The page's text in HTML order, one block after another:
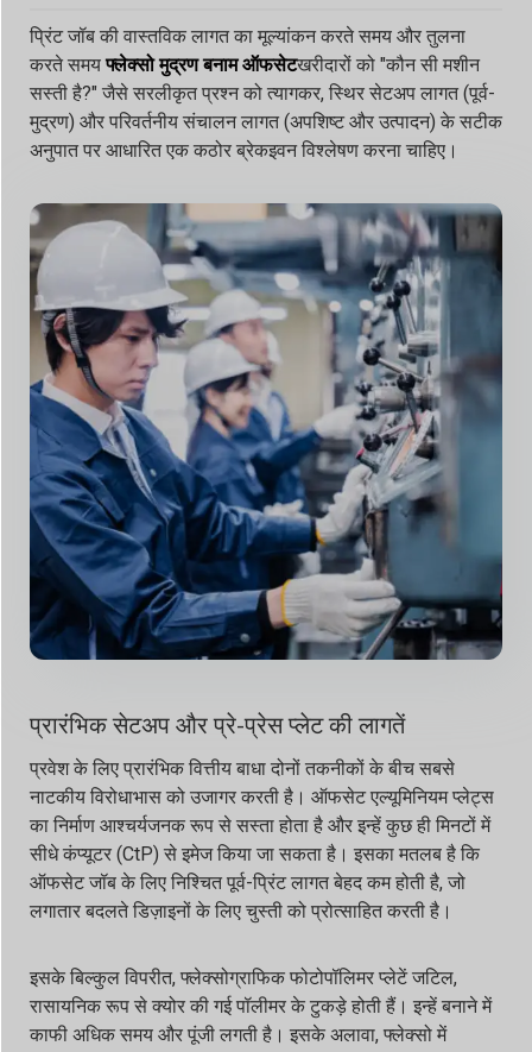
प्रिंट जॉब की वास्तविक लागत का मूल्यांकन करते समय और तुलना
करते समयफ्लेक्सो मुद्रण बनाम ऑफसेटखरीदारों को "कौन सी मशीन
सस्ती है?" जैसे सरलीकृत प्रश्न को त्यागकर, स्थिर सेटअप लागत (पूर्व-
मुद्रण) और परिवर्तनीय संचालन लागत (अपशिष्ट और उत्पादन) के सटीक
अनुपात पर आधारित एक कठोर ब्रेकइवन विश्लेषण करना चाहिए।
प्रारंभिक सेटअप और प्रे-प्रेस प्लेट की लागतें
प्रवेश के लिए प्रारंभिक वित्तीय बाधा दोनों तकनीकों के बीच सबसे
नाटकीय विरोधाभास को उजागर करती है। ऑफसेट एल्यूमिनियम प्लेट्स
का निर्माण आश्चर्यजनक रूप से सस्ता होता है और इन्हें कुछ ही मिनटों में
सीधे कंप्यूटर (CtP) से इमेज किया जा सकता है। इसका मतलब है कि
ऑफसेट जॉब के लिए निश्चित पूर्व-प्रिंट लागत बेहद कम होती है, जो
लगातार बदलते डिज़ाइनों के लिए चुस्ती को प्रोत्साहित करती है।
इसके बिल्कुल विपरीत, फ्लेक्सोग्राफिक फोटोपॉलिमर प्लेटें जटिल,
रासायनिक रूप से क्योर की गई पॉलीमर के टुकड़े होती हैं। इन्हें बनाने में
काफी अधिक समय और पूंजी लगती है। इसके अलावा, फ्लेक्सो में